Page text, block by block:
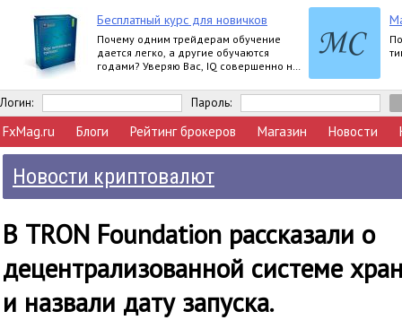
Бесплатный курс для новичков
Почему одним трейдерам обучение
дается легко, а другие обучаются
годами? Уверяю Вас, IQ совершенно не
Логин: Пароль:
FxMag.ru Блоги Рейтинг брокеров Магазин Новости
Новости криптовалют
В TRON Foundation рассказали о
децентрализованной системе
и назвали дату запуска.